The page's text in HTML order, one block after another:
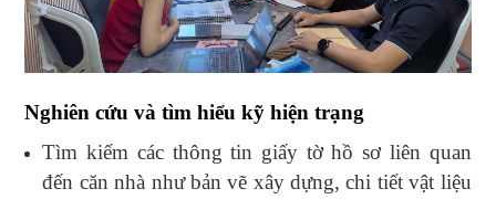
Nghiên cứu và tìm hiểu kỹ hiện trạng
Tìm kiếm các thông tin giấy tờ hồ sơ liên quan
đến căn nhà như bản vẽ xây dựng, chi tiết vật liệu